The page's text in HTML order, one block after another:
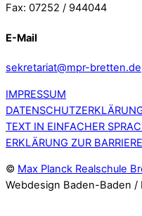
Fax: 07252 / 944044
E-Mail
sekretariat@mpr-bretten.de
IMPRESSUM
TEXT IN EINFACHER
ERKLÄRUNG ZUR
© Max Planck Realschule
Webdesign Baden-Baden /